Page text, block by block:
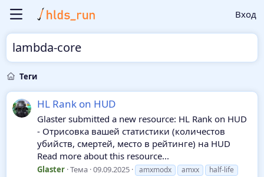
Вход
lambda-core
Теги
HL Rank on HUD
Glaster submitted a new resource: HL Rank on HUD
- Отрисовка вашей статистики (количестов
убийств, смертей, место в рейтинге) на HUD
Read more about this resource...
Glaster Тема 09.09.2025 amxmodx amxx
half-life